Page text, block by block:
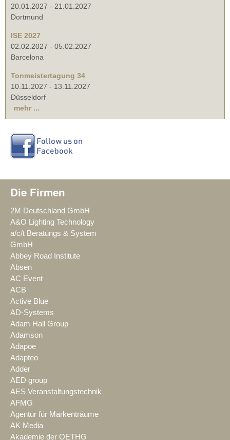
20.01.2027 - 21.01.2027
Dortmund
ISE 2027
02.02.2027 - 05.02.2027
Barcelona
Tonmeistertagung 34
10.11.2027 - 13.11.2027
Düsseldorf
mehr ...
Die Firmen
2M Deutschland GmbH
A&O Lighting Technology
a/c/t Beratungs & System
GmbH
Abbey Road Institute
Absen
AC Event
ACB
Active Blue
AD-Systems
Adam Hall Group
Adamson
Adapoe
Adapteo
Adder
AED group
AES Veranstaltungstechnik
AFMG
Agentur für Markenträume
AK Media
Akademie der OETHG